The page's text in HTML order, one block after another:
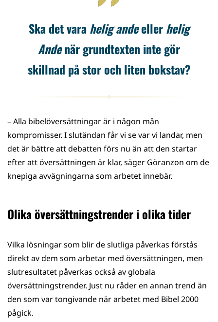
Ska det vara helig andeellerhelig
Andenär grundtexten inte gör
skillnad på stor och liten bokstav?
– Alla bibelöversättningar är i någon mån
kompromisser. I slutändan får vi se var vi landar, men
det är bättre att debatten förs nu än att den startar
efter att översättningen är klar, säger Göranzon om de
knepiga avvägningarna som arbetet innebär.
Olika översättningstrender i olika tider
Vilka lösningar som blir de slutliga påverkas förstås
direkt av dem som arbetar med översättningen, men
slutresultatet påverkas också av globala
översättningstrender. Just nu råder en annan trend än
den som var tongivande när arbetet med Bibel 2000
pågick.